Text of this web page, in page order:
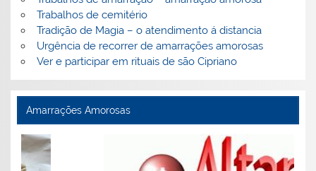
Trabalhos de cemitério
Tradição de Magia – o atendimento á distancia
Urgência de recorrer de amarrações amorosas
Ver e participar em rituais de são Cipriano
Amarrações Amorosas